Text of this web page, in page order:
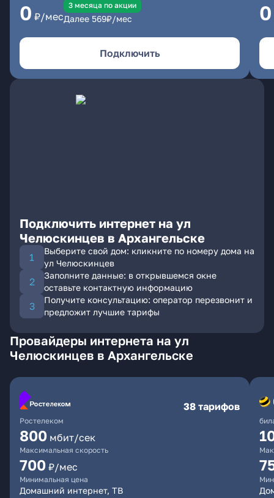
0 ₽/мес
3 месяцa по акции
Далее 569₽/мес
Подключить
0
Подключить интернет на ул
Челюскинцев в Архангельске
Выберите свой дом: кликните по номеру дома на
ул Челюскинцев
Заполните данные: в открывшемся окне
оставьте контактную информацию
Получите консультацию: оператор перезвонит и
предложит лучшие тарифы
Провайдеры интернета на ул
Челюскинцев в Архангельске
Ростелеком
38 тарифов
800 мбит/сек
Максимальная скорость
700 ₽/мес
Минимальная цена
Домашний интернет, ТВ